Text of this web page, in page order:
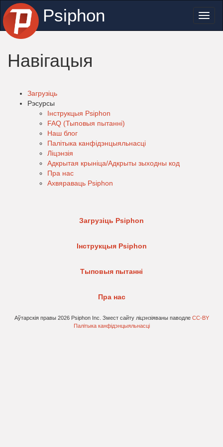
Psiphon
Навігацыя
Загрузіць
Рэсурсы
Інструкцыя Psiphon
FAQ (Тыповыя пытанні)
Наш блог
Палітыка канфідэнцыяльнасці
Ліцэнзія
Адкрытая крыніца/Адкрыты зыходны код
Пра нас
Ахвяраваць Psiphon
Загрузіць Psiphon
Інструкцыя Psiphon
Тыповыя пытанні
Пра нас
Аўтарскія правы 2026 Psiphon Inc. Змест сайту ліцэнзіяваны паводле CC-BY
Палітыка канфідэнцыяльнасці